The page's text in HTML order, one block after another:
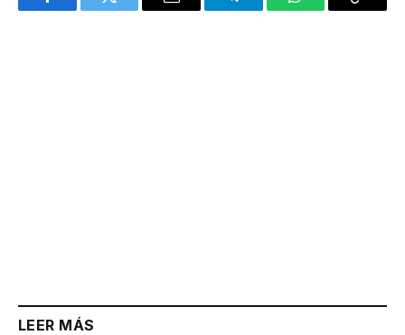
FacebookTwitter Email TelegramWhatsAppCopy
LEER MÁS